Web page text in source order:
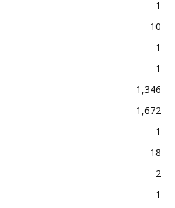
1
10
1
1
1,346
1,672
1
18
2
1